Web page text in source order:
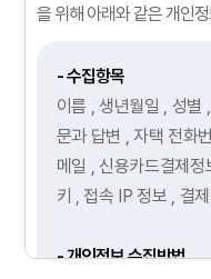
을 위해 아래와 같은 개인
- 수집항목
이름 , 생년월일 , 성별
문과 답변 , 자택 전화
메일 , 신용카드결제
키 , 접속 IP 정보 , 결
- 개인정보 수집방법